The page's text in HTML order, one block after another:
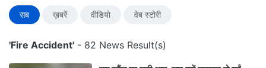
सब ख़बरें वीडियो वेब स्टोरी
'Fire Accident' - 82 News Result(s)